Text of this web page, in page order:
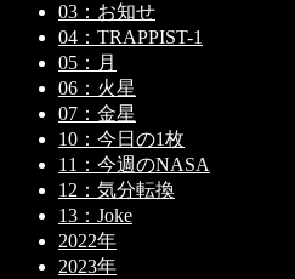
03：お知せ
04：TRAPPIST-1
05：月
06：火星
07：金星
10：今日の1枚
11：今週のNASA
12：気分転換
13：Joke
2022年
2023年